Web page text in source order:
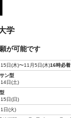
学
が可能です
日(木)〜11月5日(木)16時必着
ン型
日(土)
日(日)
日(火)